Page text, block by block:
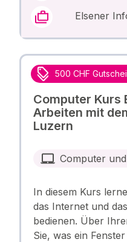
Elsener
500 CHF
Computer Kurs
Arbeiten mit
Luzern
Computer
In diesem Kurs
das Internet und
bedienen. Über
Sie, was ein